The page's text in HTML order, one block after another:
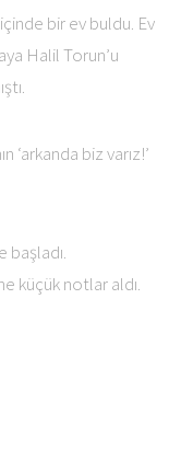
bir ev buldu. Ev
Halil Torun’u
‘arkanda biz varız!’
başladı.
küçük notlar aldı.